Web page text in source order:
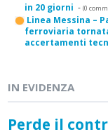
in 20 giorni - (0
Linea Messina –
ferroviaria
accertamenti
IN EVIDENZA
Perde il